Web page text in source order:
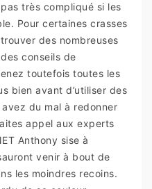
très compliqué si les
Pour certaines crasses
des nombreuses
conseils de
toutefois toutes les
bien avant d’utiliser des
du mal à redonner
appel aux experts
Anthony sise à
venir à bout de
les moindres recoins.